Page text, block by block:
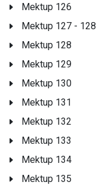
Mektup 126
Mektup 127 - 128
Mektup 128
Mektup 129
Mektup 130
Mektup 131
Mektup 132
Mektup 133
Mektup 134
Mektup 135